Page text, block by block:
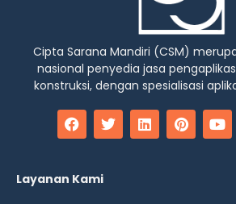
Cipta Sarana Mandiri (CSM)
nasional penyedia jasa
konstruksi, dengan spesialisasi
Layanan Kami